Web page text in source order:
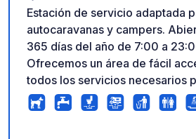
Estación de servicio adaptada
autocaravanas y campers.
365 días del año de 7:00 a
Ofrecemos un área de fácil
todos los servicios necesarios
ruta: Vaciado completo: Zona habilitada
para aguas grises y aguas